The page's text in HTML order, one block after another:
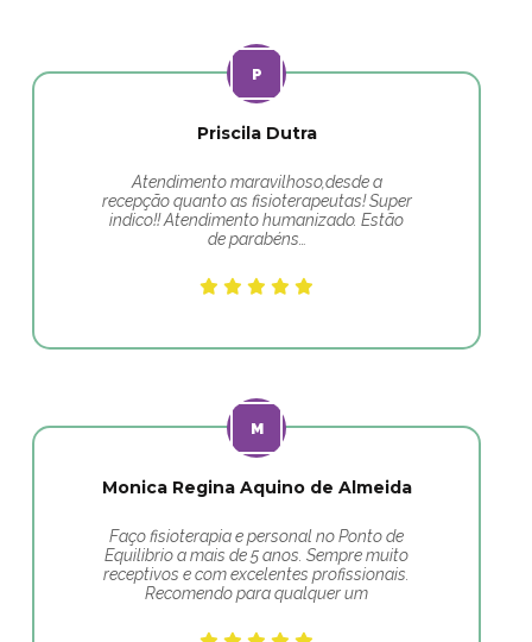
Priscila Dutra
Atendimento maravilhoso,desde a
recepção quanto as fisioterapeutas! Super
indico!! Atendimento humanizado. Estão
de parabéns…
Monica Regina Aquino de Almeida
Faço fisioterapia e personal no Ponto de
Equilibrio a mais de 5 anos. Sempre muito
receptivos e com excelentes profissionais.
Recomendo para qualquer um